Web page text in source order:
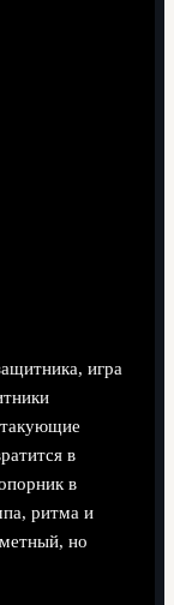
игра
в
в
ритма и
но